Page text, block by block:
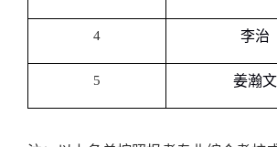
4 李治
5 姜瀚文